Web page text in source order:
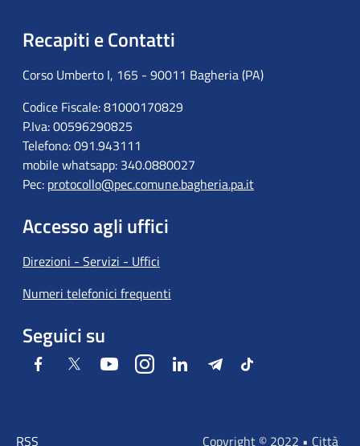
Recapiti e Contatti
Corso Umberto I, 165 - 90011 Bagheria (PA)
Codice Fiscale: 81000170829
P.Iva: 00596290825
Telefono: 091.943111
mobile whatsapp: 340.0880027
Pec: protocollo@pec.comune.bagheria.pa.it
Accesso agli uffici
Direzioni - Servizi - Uffici
Numeri telefonici frequenti
Seguici su
Facebook Twitter YoutubeInstagramLinkedIn TelegramTiktok
RSS Copyright © 2022 • Città